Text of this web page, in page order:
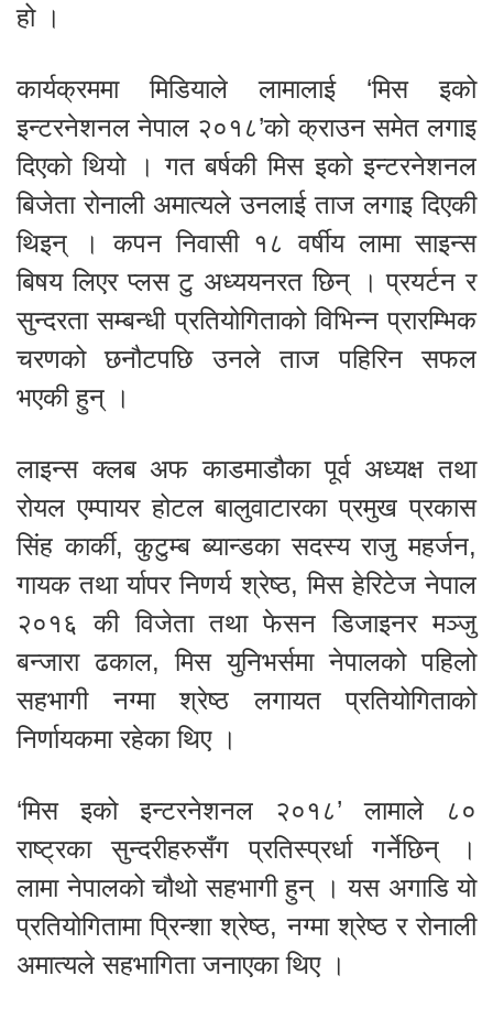
हो ।
कार्यक्रममा मिडियाले लामालाई ‘मिस इको
इन्टरनेशनल नेपाल २०१८’को क्राउन समेत लगाइ
दिएको थियो । गत बर्षकी मिस इको इन्टरनेशनल
बिजेता रोनाली अमात्यले उनलाई ताज लगाइ दिएकी
थिइन् । कपन निवासी १८ वर्षीय लामा साइन्स
बिषय लिएर प्लस टु अध्ययनरत छिन् । प्रयर्टन र
सुन्दरता सम्बन्धी प्रतियोगिताको विभिन्न प्रारम्भिक
चरणको छनौटपछि उनले ताज पहिरिन सफल
भएकी हुन् ।
लाइन्स क्लब अफ काडमाडौका पूर्व अध्यक्ष तथा
रोयल एम्पायर होटल बालुवाटारका प्रमुख प्रकास
सिंह कार्की, कुटुम्ब ब्यान्डका सदस्य राजु महर्जन,
गायक तथा र्यापर निणर्य श्रेष्ठ, मिस हेरिटेज नेपाल
२०१६ की विजेता तथा फेसन डिजाइनर मञ्जु
बन्जारा ढकाल, मिस युनिभर्समा नेपालको पहिलो
सहभागी नग्मा श्रेष्ठ लगायत प्रतियोगिताको
निर्णायकमा रहेका थिए ।
‘मिस इको इन्टरनेशनल २०१८’ लामाले ८०
राष्ट्रका सुन्दरीहरुसँग प्रतिस्प्रर्धा गर्नेछिन् ।
लामा नेपालको चौथो सहभागी हुन् । यस अगाडि यो
प्रतियोगितामा प्रिन्शा श्रेष्ठ, नग्मा श्रेष्ठ र रोनाली
अमात्यले सहभागिता जनाएका थिए ।